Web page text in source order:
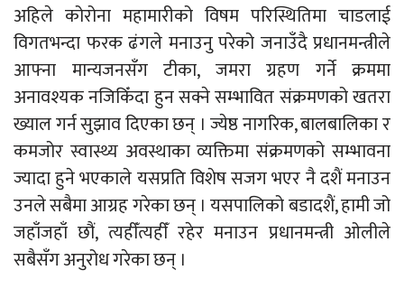
अहिले कोरोना महामारीको विषम परिस्थितिमा चाडलाई
विगतभन्दा फरक ढंगले मनाउनु परेको जनाउँदै प्रधानमन्त्रीले
आफ्ना मान्यजनसँग टीका, जमरा ग्रहण गर्ने क्रममा
अनावश्यक नजिकिँदा हुन सक्ने सम्भावित संक्रमणको खतरा
ख्याल गर्न सुझाव दिएका छन् । ज्येष्ठ नागरिक, बालबालिका र
कमजोर स्वास्थ्य अवस्थाका व्यक्तिमा संक्रमणको सम्भावना
ज्यादा हुने भएकाले यसप्रति विशेष सजग भएर नै दशैं मनाउन
उनले सबैमा आग्रह गरेका छन् । यसपालिको बडादशैं, हामी जो
जहाँजहाँ छौं, त्यहीँत्यहीँ रहेर मनाउन प्रधानमन्त्री ओलीले
सबैसँग अनुरोध गरेका छन् ।